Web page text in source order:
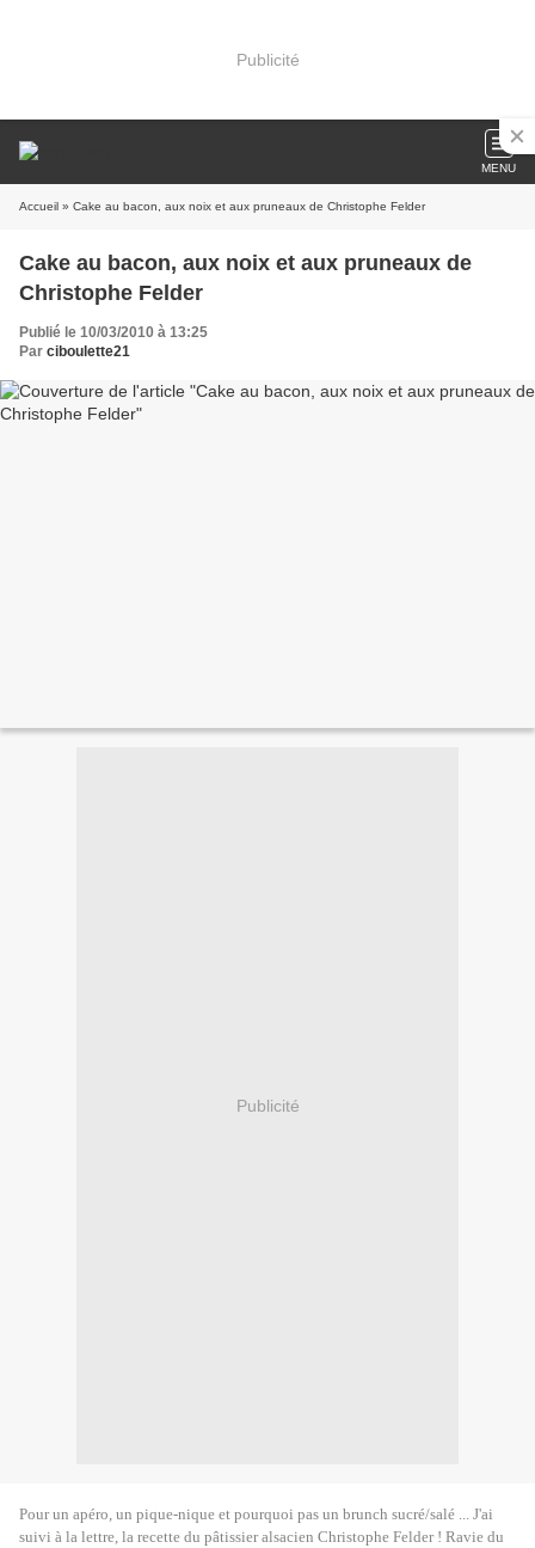
Publicité
MENU
Accueil » Cake au bacon, aux noix et aux pruneaux de Christophe Felder
Cake au bacon, aux noix et aux pruneaux de
Christophe Felder
Publié le 10/03/2010 à 13:25
Par ciboulette21
Publicité
Pour un apéro, un pique-nique et pourquoi pas un brunch sucré/salé ... J'ai
suivi à la lettre, la recette du pâtissier alsacien Christophe Felder ! Ravie du